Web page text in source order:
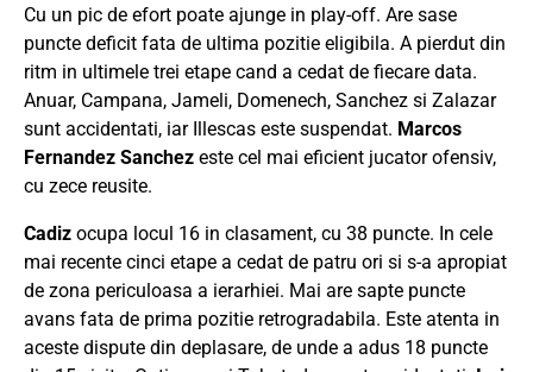
Cu un pic de efort poate ajunge in play-off. Are sase
puncte deficit fata de ultima pozitie eligibila. A pierdut din
ritm in ultimele trei etape cand a cedat de fiecare data.
Anuar, Campana, Jameli, Domenech, Sanchez si Zalazar
sunt accidentati, iar Illescas este suspendat. Marcos
Fernandez Sanchez este cel mai eficient jucator ofensiv,
cu zece reusite.
Cadiz ocupa locul 16 in clasament, cu 38 puncte. In cele
mai recente cinci etape a cedat de patru ori si s-a apropiat
de zona periculoasa a ierarhiei. Mai are sapte puncte
avans fata de prima pozitie retrogradabila. Este atenta in
aceste dispute din deplasare, de unde a adus 18 puncte